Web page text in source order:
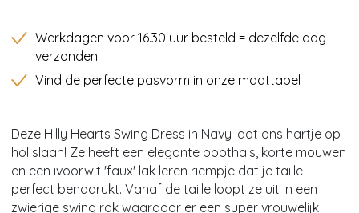
Werkdagen voor 16.30 uur besteld = dezelfde dag
verzonden
Vind de perfecte pasvorm in onze maattabel
Deze Hilly Hearts Swing Dress in Navy laat ons hartje op
hol slaan! Ze heeft een elegante boothals, korte mouwen
en een ivoorwit 'faux' lak leren riempje dat je taille
perfect benadrukt. Vanaf de taille loopt ze uit in een
zwierige swing rok waardoor er een super vrouwelijk